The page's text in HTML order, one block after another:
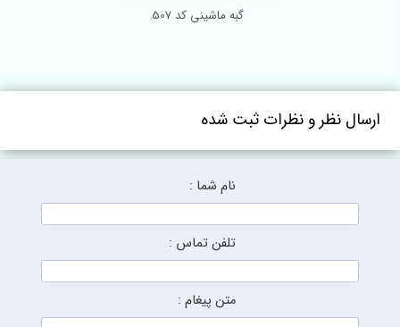
گبه ماشینی کد 507
ارسال نظر و نظرات ثبت شده
نام شما :
تلفن تماس :
متن پیغام :